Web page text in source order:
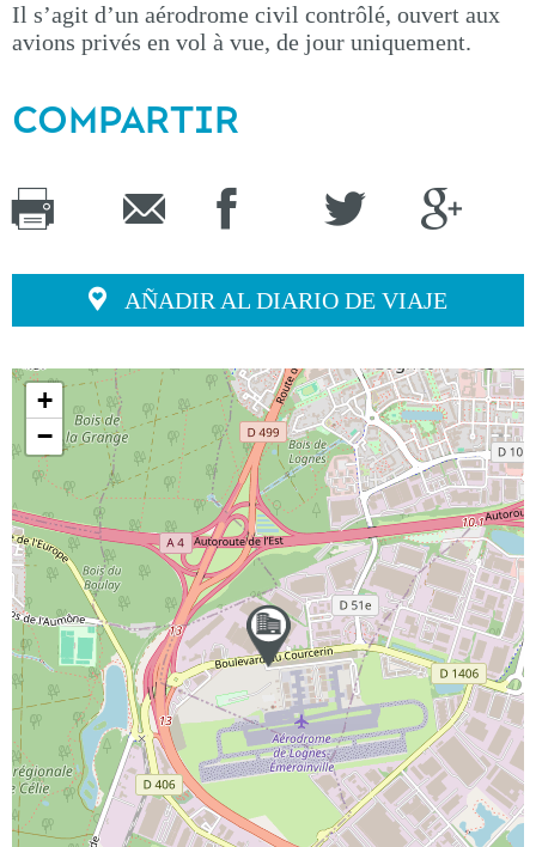
Il s’agit d’un aérodrome civil contrôlé, ouvert aux
avions privés en vol à vue, de jour uniquement.
COMPARTIR
AÑADIR AL DIARIO DE VIAJE
+
−